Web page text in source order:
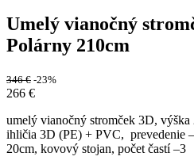
Umelý vianočný
Polárny 210cm
346€ -23%
266 €
umelý vianočný stromček 3D,
ihličia 3D (PE) + PVC, prevedenie
20cm, kovový stojan, počet častí –3